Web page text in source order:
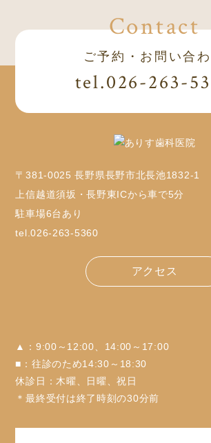
Contact
ご予約・お問い合
tel.026-263-
〒381-0025 長野県長野市北長池1832-1
上信越道須坂・長野東ICから車で5分
駐車場6台あり
tel.026-263-5360
アクセス
▲：9:00～12:00、14:00～17:00
■：往診のため14:30～18:30
休診日：木曜、日曜、祝日
＊最終受付は終了時刻の30分前